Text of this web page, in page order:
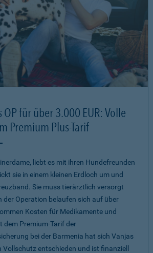
für über 3.000 EUR: Volle
Premium Plus-Tarif
liebt es mit ihren Hundefreunden
sie in einem kleinen Erdloch um und
Sie muss tierärztlich versorgt
der Operation belaufen sich auf über
Kosten für Medikamente und
dem Premium-Tarif der
bei der Barmenia hat sich Vanjas
Vollschutz entschieden und ist finanziell